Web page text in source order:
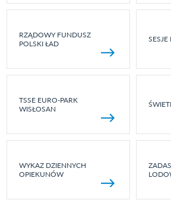
RZĄDOWY FUNDUSZ
POLSKI ŁAD
TSSE EURO-PARK
WISŁOSAN
WYKAZ DZIENNYCH
OPIEKUNÓW